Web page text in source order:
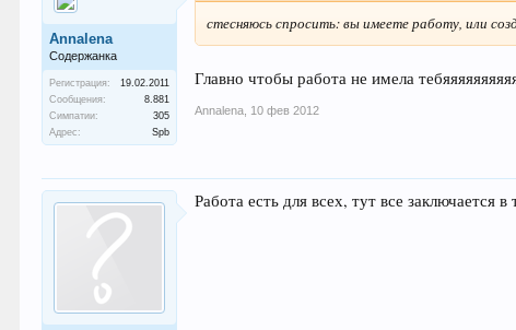
Annalena
Содержанка
Регистрация:
19.02.2011
Сообщения:
8.881
Симпатии:
305
Адрес:
Spb
стесняюсь спросить: вы имеете работу, или
Главно чтобы работа не имела
Annalena 10 фев 2012
Работа есть для всех, тут все заключается